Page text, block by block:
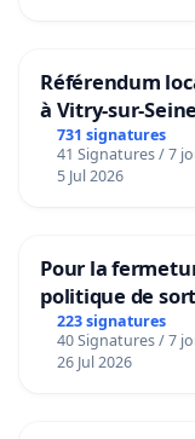
Référendum
à Vitry-sur-Seine
731 signatures
41 Signatures / 7
5 Jul 2026
Pour la
politique de
223 signatures
40 Signatures / 7
26 Jul 2026